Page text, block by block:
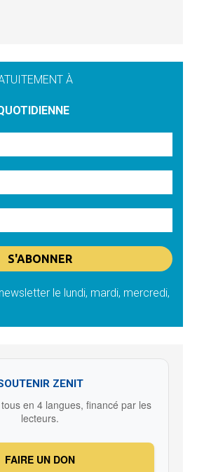
À
le lundi, mardi, mercredi,
ZENIT
en 4 langues, financé par les
lecteurs.
FAIRE UN DON